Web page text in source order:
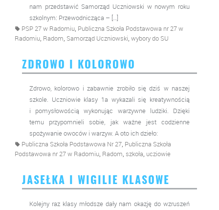
nam przedstawić Samorząd Uczniowski w nowym roku
szkolnym: Przewodnicząca – […]
PSP 27 w Radomiu, Publiczna Szkoła Podstawowa nr 27 w
Radomiu, Radom, Samorząd Uczniowski, wybory do SU
ZDROWO I KOLOROWO
Zdrowo, kolorowo i zabawnie zrobiło się dziś w naszej
szkole. Uczniowie klasy 1a wykazali się kreatywnością
i pomysłowością wykonując warzywne ludziki. Dzięki
temu przypomnieli sobie, jak ważne jest codzienne
spożywanie owoców i warzyw. A oto ich dzieło:
Publiczna Szkoła Podstawowa Nr 27, Publiczna Szkoła
Podstawowa nr 27 w Radomiu, Radom, szkoła, ucziowie
JASEŁKA I WIGILIE KLASOWE
Kolejny raz klasy młodsze dały nam okazję do wzruszeń